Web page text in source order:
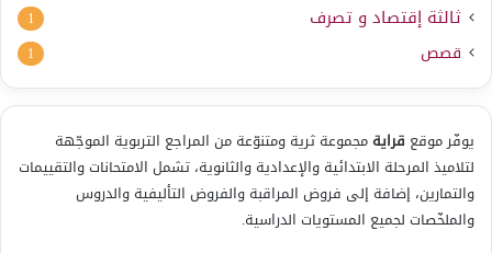
ثالثة إقتصاد و تصرف 1
قصص 1
يوفّر موقع قرايةمجموعة ثرية ومتنوّعة من المراجع التربوية الموجّهة
لتلاميذ المرحلة الابتدائية والإعدادية والثانوية، تشمل الامتحانات والتقييمات
والتمارين، إضافة إلى فروض المراقبة والفروض التأليفية والدروس
والملخّصات لجميع المستويات الدراسية.